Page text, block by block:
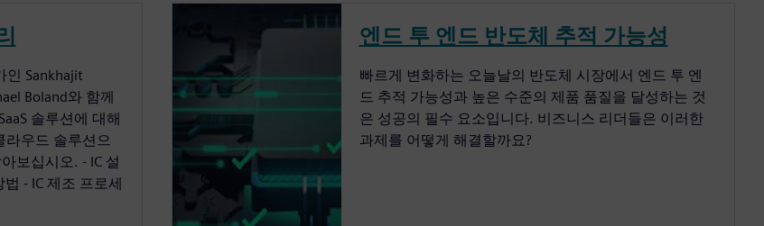
인 Sankhajit
Boland와 함께
솔루션에 대해
라우드 솔루션으
보십시오. - IC 설
- IC 제조 프로세
엔드 투 엔드 반도체 추적 가능성
빠르게 변화하는 오늘날의 반도체 시장에서 엔드 투 엔
드 추적 가능성과 높은 수준의 제품 품질을 달성하는 것
은 성공의 필수 요소입니다. 비즈니스 리더들은 이러한
과제를 어떻게 해결할까요?